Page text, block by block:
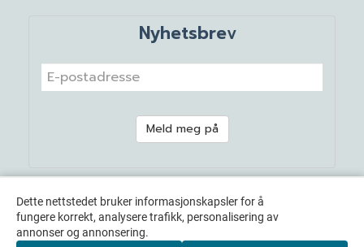
Nyhetsbrev
Meld meg på
Dette nettstedet bruker informasjonskapsler for å
fungere korrekt, analysere trafikk, personalisering av
annonser og annonsering.